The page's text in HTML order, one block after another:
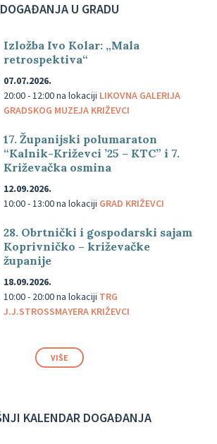
DOGAĐANJA U GRADU
Izložba Ivo Kolar: „Mala
retrospektiva“
07.07.2026.
20:00 - 12:00na lokaciji LIKOVNA GALERIJA
GRADSKOG MUZEJA KRIŽEVCI
17. Županijski polumaraton
“Kalnik-Križevci ’25 – KTC” i 7.
Križevačka osmina
12.09.2026.
10:00 - 13:00na lokaciji GRAD KRIŽEVCI
28. Obrtnički i gospodarski sajam
Koprivničko – križevačke
županije
18.09.2026.
10:00 - 20:00na lokaciji TRG
J.J.STROSSMAYERA KRIŽEVCI
VIŠE
KALENDAR DOGAĐANJA